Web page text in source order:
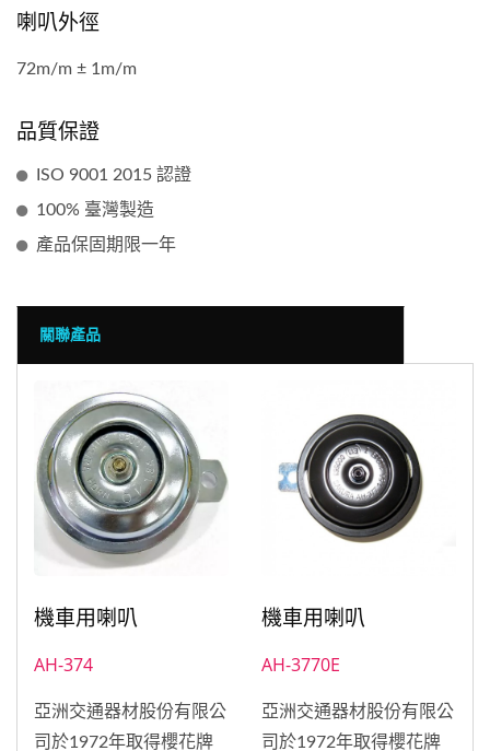
喇叭外徑
72m/m ± 1m/m
品質保證
ISO 9001 2015 認證
100% 臺灣製造
產品保固期限一年
關聯產品
機車用喇叭
AH-374
亞洲交通器材股份有限公
司於1972年取得櫻花牌
機車用喇叭
AH-3770E
亞洲交通器材股份有限公
司於1972年取得櫻花牌